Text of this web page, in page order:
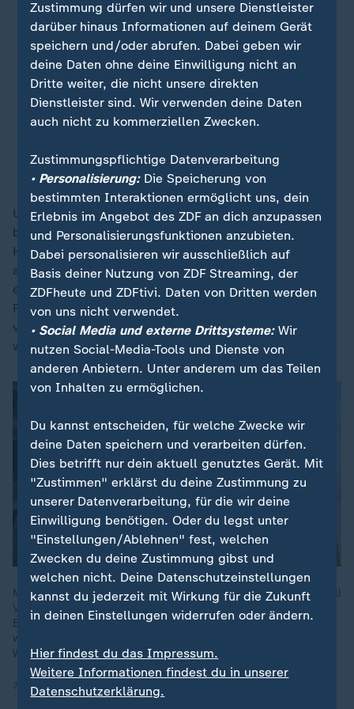
denDatenschutzeinstellungen. Ihre
Zustimmung können Sie im Bereich „Meine
News“ jederzeit widerrufen.
Infografiken anzeigen
Um Bahnunternehmen zur Umsetzung der Pläne zu
bewegen, will die EU-Kommission noch bestehende
Hindernisse im grenzüberschreitenden Bahnverkehr
abbauen und eine neue Finanzierungsstrategie
entwickeln. Zudem sollen etwa die
Rahmenbedingungen für Bahnindustrie und Betreiber
verbessert sowie Forschung und Innovation gefördert
werden.
Mit neuer Chefin und abgeschwächten Pünktlichkeitszielen will
Verkehrsminister Patrick Schnieder die Krise der Deutschen
Bahn angehen. „Die Latte wir ausdrücklich niedriger gelegt,
weil man an das Grundproblem nicht angeht“, so Tarek Al-
Wazir (Grüne).
22.09.2025 | 4:20 min
Zustimmung dürfen wir und unsere Dienstleister
darüber hinaus Informationen auf deinem Gerät
speichern und/oder abrufen. Dabei geben wir
deine Daten ohne deine Einwilligung nicht an
Dritte weiter, die nicht unsere direkten
Dienstleister sind. Wir verwenden deine Daten
auch nicht zu kommerziellen Zwecken.
Zustimmungspflichtige Datenverarbeitung
• Personalisierung:Die Speicherung von
bestimmten Interaktionen ermöglicht uns, dein
Erlebnis im Angebot des ZDF an dich anzupassen
und Personalisierungsfunktionen anzubieten.
Dabei personalisieren wir ausschließlich auf
Basis deiner Nutzung von ZDF Streaming, der
ZDFheute und ZDFtivi. Daten von Dritten werden
von uns nicht verwendet.
• Social Media und externe Drittsysteme:Wir
nutzen Social-Media-Tools und Dienste von
anderen Anbietern. Unter anderem um das Teilen
von Inhalten zu ermöglichen.
Du kannst entscheiden, für welche Zwecke wir
deine Daten speichern und verarbeiten dürfen.
Dies betrifft nur dein aktuell genutztes Gerät. Mit
"Zustimmen" erklärst du deine Zustimmung zu
unserer Datenverarbeitung, für die wir deine
Einwilligung benötigen. Oder du legst unter
"Einstellungen/Ablehnen" fest, welchen
Zwecken du deine Zustimmung gibst und
welchen nicht. Deine Datenschutzeinstellungen
kannst du jederzeit mit Wirkung für die Zukunft
in deinen Einstellungen widerrufen oder ändern.
Hier findest du das Impressum.
Weitere Informationen findest du in unserer
Datenschutzerklärung.